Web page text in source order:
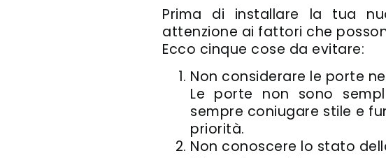
Prima di installare la tua
attenzione ai fattori che
Ecco cinque cose da evitare:
Non considerare le porte
Le porte non sono
sempre coniugare stile e
priorità.
Non conoscere lo stato